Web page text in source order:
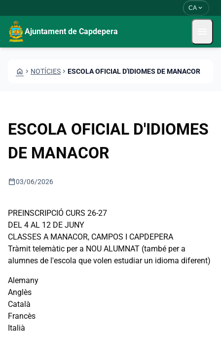
CA expand_more
Ajuntament de Capdepera
HOME CHEVRON_RIGHT NOTÍCIES CHEVRON_RIGHT ESCOLA OFICIAL D'IDIOMES DE MANACOR
ESCOLA OFICIAL D'IDIOMES
DE MANACOR
calendar_today03/06/2026
PREINSCRIPCIÓ CURS 26-27
DEL 4 AL 12 DE JUNY
CLASSES A MANACOR, CAMPOS I CAPDEPERA
Tràmit telemàtic per a NOU ALUMNAT (també per a
alumnes de l'escola que volen estudiar un idioma diferent)
Alemany
Anglès
Català
Francès
Italià